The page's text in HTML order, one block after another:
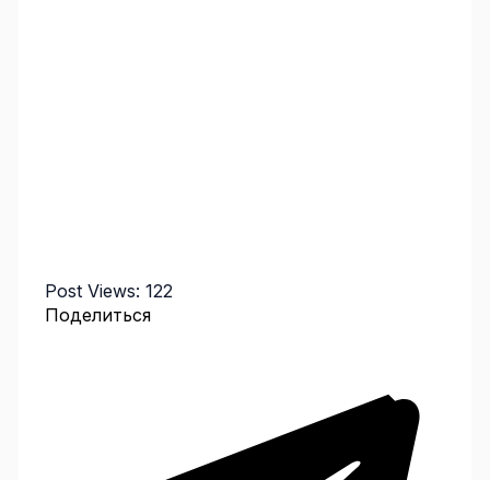
Post Views: 122
Поделиться